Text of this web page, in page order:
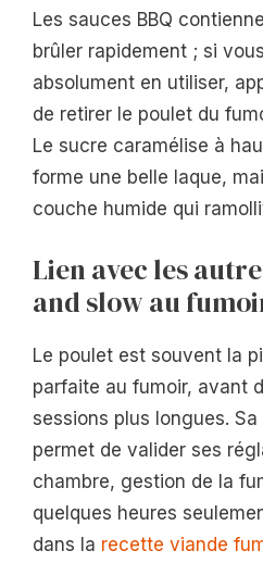
Les sauces BBQ
brûler rapidement ; si
absolument en utiliser,
de retirer le poulet du
Le sucre caramélise à
forme une belle laque,
couche humide qui
Lien avec les
and slow au
Le poulet est souvent la
parfaite au fumoir, avant
sessions plus longues.
permet de valider ses
chambre, gestion de la
quelques heures
dans la recette viande